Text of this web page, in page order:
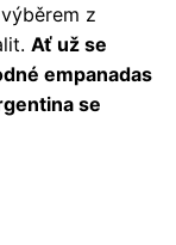
z
Ať už se
empanadas
se